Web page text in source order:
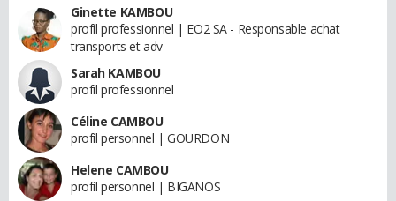
Ginette KAMBOU
profil professionnel | EO2 SA - Responsable achat
transports et adv
Sarah KAMBOU
profil professionnel
Céline CAMBOU
profil personnel | GOURDON
Helene CAMBOU
profil personnel | BIGANOS